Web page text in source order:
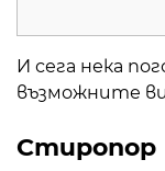
И сега нека
възможните
Стиропор